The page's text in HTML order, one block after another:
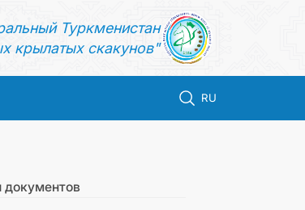
Туркменистан
крылатых скакунов"
RU
документов